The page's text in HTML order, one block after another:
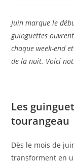
Juin marque le
guinguettes
chaque week-end
de la nuit. Voici
Les
tourangeau
Dès le mois de
transforment en